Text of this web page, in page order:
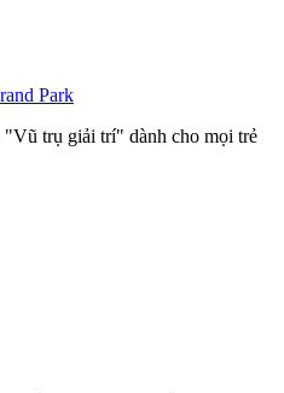
Park
"Vũ trụ giải trí" dành cho mọi trẻ